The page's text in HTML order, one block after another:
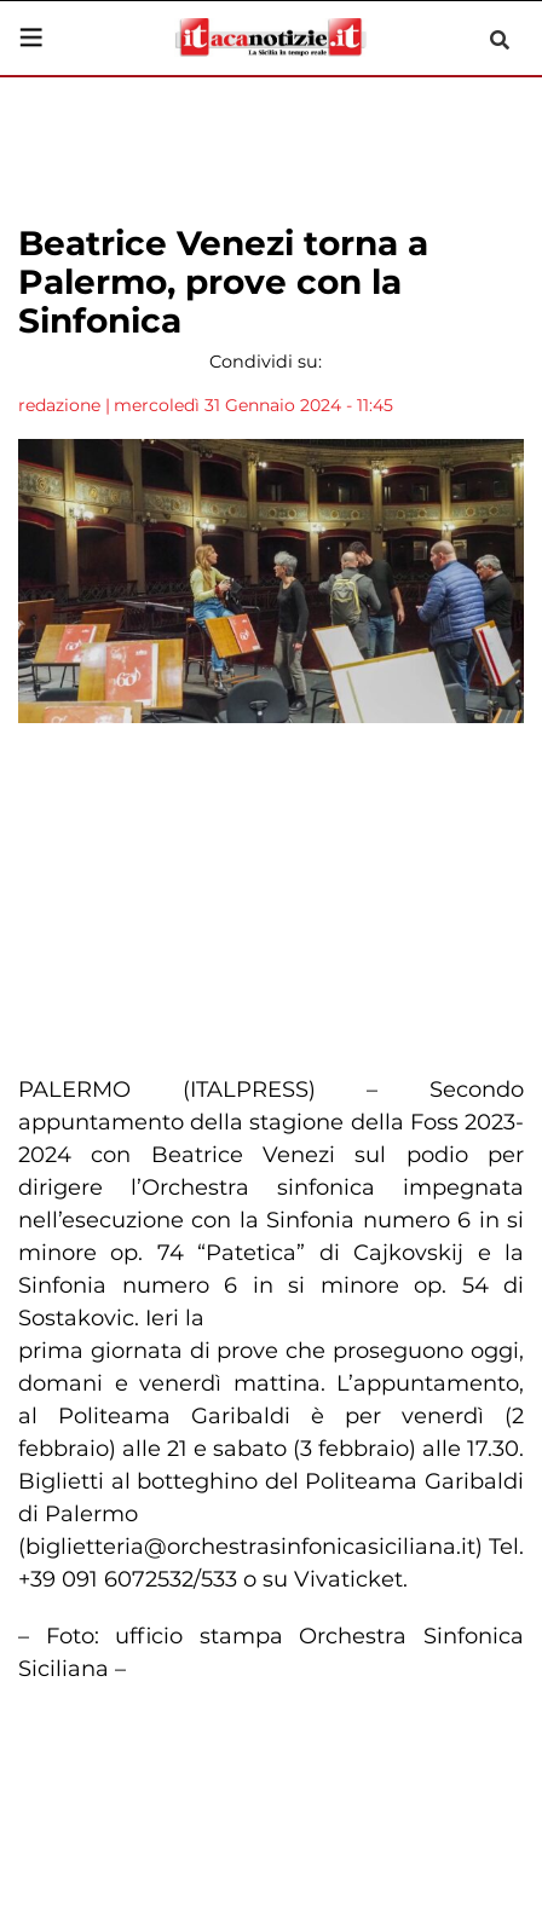
Beatrice Venezi torna a
Palermo, prove con la
Sinfonica
Condividi su:
redazione | mercoledì 31 Gennaio 2024 - 11:45
PALERMO (ITALPRESS) – Secondo
appuntamento della stagione della Foss 2023-
2024 con Beatrice Venezi sul podio per
dirigere l’Orchestra sinfonica impegnata
nell’esecuzione con la Sinfonia numero 6 in si
minore op. 74 “Patetica” di Cajkovskij e la
Sinfonia numero 6 in si minore op. 54 di
Sostakovic. Ieri la
prima giornata di prove che proseguono oggi,
domani e venerdì mattina. L’appuntamento,
al Politeama Garibaldi è per venerdì (2
febbraio) alle 21 e sabato (3 febbraio) alle 17.30.
Biglietti al botteghino del Politeama Garibaldi
di Palermo
(biglietteria@orchestrasinfonicasiciliana.it) Tel.
+39 091 6072532/533 o su Vivaticket.
– Foto: ufficio stampa Orchestra Sinfonica
Siciliana –